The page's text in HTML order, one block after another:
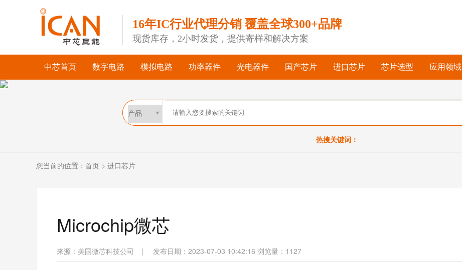
16年IC行业代理分销 覆盖全球300+品牌
现货库存，2小时发货，提供寄样和解决方案
中芯首页 数字电路 模拟电路 功率器件 光电器件 国产芯片 进口芯片 芯片选型 应用领域
热搜关键词：
您当前的位置： 首页 > 进口芯片
Microchip微芯
来源： 美国微芯科技公司 | 发布日期：2023-07-03 10:42:16 浏览量： 1127